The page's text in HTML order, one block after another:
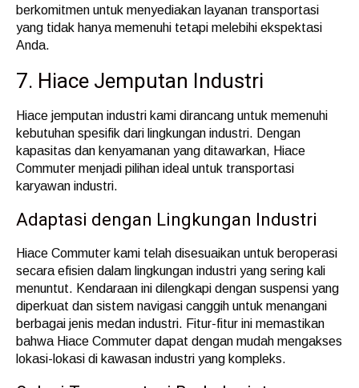
berkomitmen untuk menyediakan layanan transportasi
yang tidak hanya memenuhi tetapi melebihi ekspektasi
Anda.
7. Hiace Jemputan Industri
Hiace jemputan industri kami dirancang untuk memenuhi
kebutuhan spesifik dari lingkungan industri. Dengan
kapasitas dan kenyamanan yang ditawarkan, Hiace
Commuter menjadi pilihan ideal untuk transportasi
karyawan industri.
Adaptasi dengan Lingkungan Industri
Hiace Commuter kami telah disesuaikan untuk beroperasi
secara efisien dalam lingkungan industri yang sering kali
menuntut. Kendaraan ini dilengkapi dengan suspensi yang
diperkuat dan sistem navigasi canggih untuk menangani
berbagai jenis medan industri. Fitur-fitur ini memastikan
bahwa Hiace Commuter dapat dengan mudah mengakses
lokasi-lokasi di kawasan industri yang kompleks.